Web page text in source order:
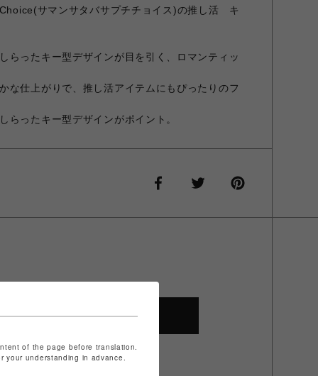
サマンサタバサプチチョイス)の推し活 キ
らったキー型デザインが目を引く、ロマンティッ
な仕上がりで、推し活アイテムにもぴったりのフ
らったキー型デザインがポイント。
SHOP TOP
of the page before translation.
your understanding in advance.